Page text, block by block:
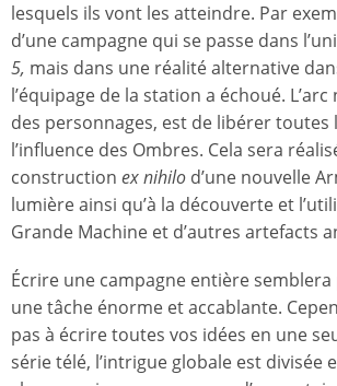
lesquels ils vont les atteindre. Par
d’une campagne qui se passe dans
5, mais dans une réalité alternative
l’équipage de la station a échoué.
des personnages, est de libérer toutes
l’influence des Ombres. Cela sera
construction ex nihilo d’une nouvelle
lumière ainsi qu’à la découverte et
Grande Machine et d’autres artefacts
Écrire une campagne entière
une tâche énorme et accablante.
pas à écrire toutes vos idées en une
série télé, l’intrigue globale est divisée